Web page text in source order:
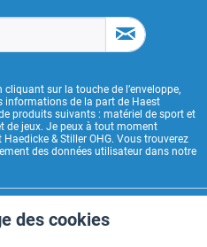
sur la touche de l’enveloppe,
informations de la part de Haest
produits suivants : matériel de sport et
de jeux. Je peux à tout moment
& Stiller OHG. Vous trouverez
des données utilisateur dans notre
Aktiv
des cookies